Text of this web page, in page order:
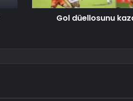
Gol düellosunu